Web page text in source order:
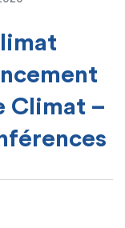
Climat –